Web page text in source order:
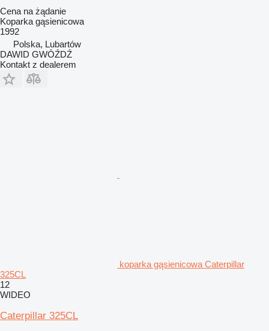
Cena na żądanie
Koparka gąsienicowa
1992
Polska, Lubartów
DAWID GWÓŹDŹ
Kontakt z dealerem
koparka gąsienicowa Caterpillar
325CL
12
WIDEO
Caterpillar 325CL